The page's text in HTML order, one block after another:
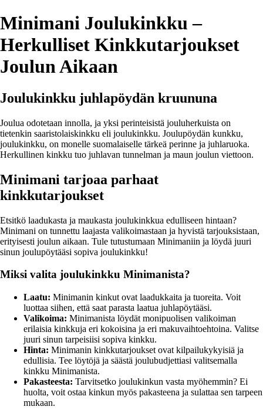
Minimani Joulukinkku –
Herkulliset Kinkkutarjoukset
Joulun Aikaan
Joulukinkku juhlapöydän kruununa
Joulua odotetaan innolla, ja yksi perinteisistä jouluherkuista on
tietenkin saaristolaiskinkku eli joulukinkku. Joulupöydän kunkku,
joulukinkku, on monelle suomalaiselle tärkeä perinne ja juhlaruoka.
Herkullinen kinkku tuo juhlavan tunnelman ja maun joulun viettoon.
Minimani tarjoaa parhaat
kinkkutarjoukset
Etsitkö laadukasta ja maukasta joulukinkkua edulliseen hintaan?
Minimani on tunnettu laajasta valikoimastaan ja hyvistä tarjouksistaan,
erityisesti joulun aikaan. Tule tutustumaan Minimaniin ja löydä juuri
sinun joulupöytääsi sopiva joulukinkku!
Miksi valita joulukinkku Minimanista?
Laatu: Minimanin kinkut ovat laadukkaita ja tuoreita. Voit
luottaa siihen, että saat parasta laatua juhlapöytääsi.
Valikoima: Minimanista löydät monipuolisen valikoiman
erilaisia kinkkuja eri kokoisina ja eri makuvaihtoehtoina. Valitse
juuri sinun tarpeisiisi sopiva kinkku.
Hinta: Minimanin kinkkutarjoukset ovat kilpailukykyisiä ja
edullisia. Tee löytöjä ja säästä joulubudjettiasi valitsemalla
kinkku Minimanista.
Pakasteesta: Tarvitsetko joulukinkun vasta myöhemmin? Ei
huolta, voit ostaa kinkun myös pakasteena ja sulattaa sen tarpeen
mukaan.